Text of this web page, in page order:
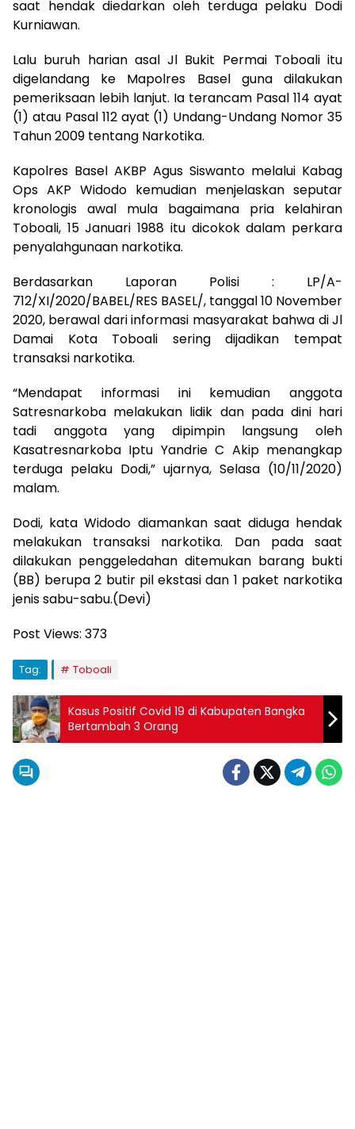
saat hendak diedarkan oleh terduga pelaku Dodi
Kurniawan.
Lalu buruh harian asal Jl Bukit Permai Toboali itu
digelandang ke Mapolres Basel guna dilakukan
pemeriksaan lebih lanjut. Ia terancam Pasal 114 ayat
(1) atau Pasal 112 ayat (1) Undang-Undang Nomor 35
Tahun 2009 tentang Narkotika.
Kapolres Basel AKBP Agus Siswanto melalui Kabag
Ops AKP Widodo kemudian menjelaskan seputar
kronologis awal mula bagaimana pria kelahiran
Toboali, 15 Januari 1988 itu dicokok dalam perkara
penyalahgunaan narkotika.
Berdasarkan Laporan Polisi : LP/A-
712/XI/2020/BABEL/RES BASEL/, tanggal 10 November
2020, berawal dari informasi masyarakat bahwa di Jl
Damai Kota Toboali sering dijadikan tempat
transaksi narkotika.
“Mendapat informasi ini kemudian anggota
Satresnarkoba melakukan lidik dan pada dini hari
tadi anggota yang dipimpin langsung oleh
Kasatresnarkoba Iptu Yandrie C Akip menangkap
terduga pelaku Dodi,” ujarnya, Selasa (10/11/2020)
malam.
Dodi, kata Widodo diamankan saat diduga hendak
melakukan transaksi narkotika. Dan pada saat
dilakukan penggeledahan ditemukan barang bukti
(BB) berupa 2 butir pil ekstasi dan 1 paket narkotika
jenis sabu-sabu.(Devi)
Post Views: 373
Tag: Toboali
Kasus Positif Covid 19 di Kabupaten Bangka
Bertambah 3 Orang